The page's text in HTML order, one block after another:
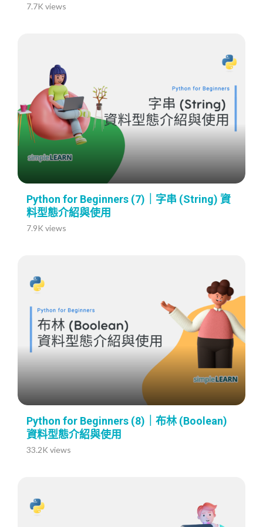
7.7K views
Python for Beginners (7)｜字串 (String) 資
料型態介紹與使用
7.9K views
Python for Beginners (8)｜布林 (Boolean)
資料型態介紹與使用
33.2K views